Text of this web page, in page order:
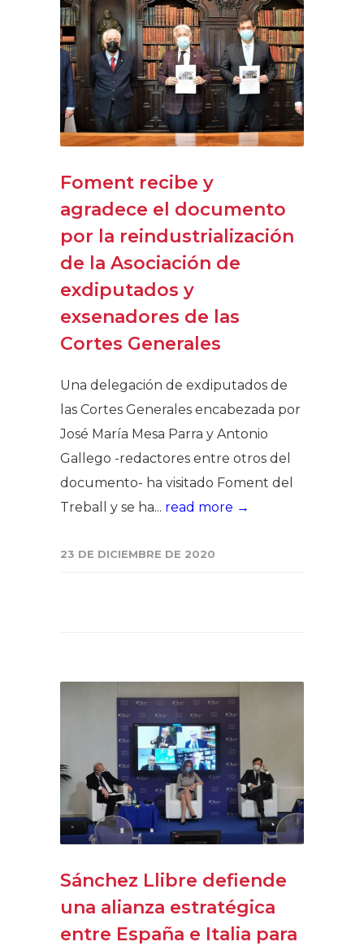
Foment recibe y
agradece el documento
por la reindustrialización
de la Asociación de
exdiputados y
exsenadores de las
Cortes Generales
Una delegación de exdiputados de
las Cortes Generales encabezada por
José María Mesa Parra y Antonio
Gallego -redactores entre otros del
documento- ha visitado Foment del
Treball y se ha... read more →
23 DE DICIEMBRE DE 2020
Sánchez Llibre defiende
una alianza estratégica
entre España e Italia para